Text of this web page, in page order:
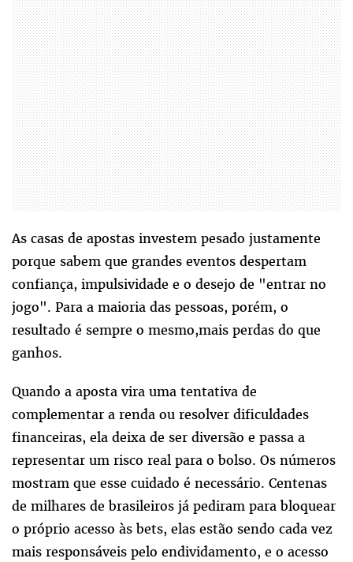
As casas de apostas investem pesado justamente
porque sabem que grandes eventos despertam
confiança, impulsividade e o desejo de "entrar no
jogo". Para a maioria das pessoas, porém, o
resultado é sempre o mesmo,mais perdas do que
ganhos.
Quando a aposta vira uma tentativa de
complementar a renda ou resolver dificuldades
financeiras, ela deixa de ser diversão e passa a
representar um risco real para o bolso. Os números
mostram que esse cuidado é necessário. Centenas
de milhares de brasileiros já pediram para bloquear
o próprio acesso às bets, elas estão sendo cada vez
mais responsáveis pelo endividamento, e o acesso